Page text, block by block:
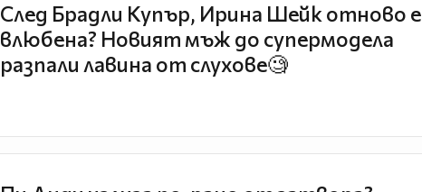
След Брадли Купър, Ирина Шейк отново е
влюбена? Новият мъж до супермодела
разпали лавина от слухове🧐